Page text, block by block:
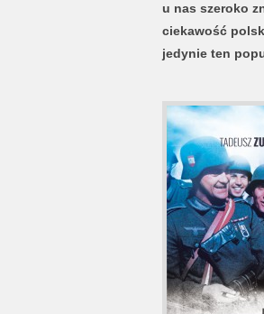
u nas szeroko
ciekawość
jedynie ten